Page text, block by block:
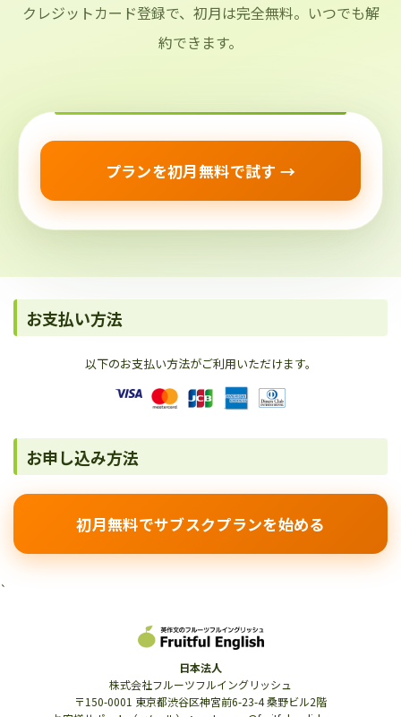
クレジットカード登録で、初月は完全無料。いつでも解
約できます。
プランを初月無料で試す →
お支払い方法
以下のお支払い方法がご利用いただけます。
お申し込み方法
初月無料でサブスクプランを始める
`
日本法人
株式会社フルーツフルイングリッシュ
〒150-0001 東京都渋谷区神宮前6-23-4 桑野ビル2階